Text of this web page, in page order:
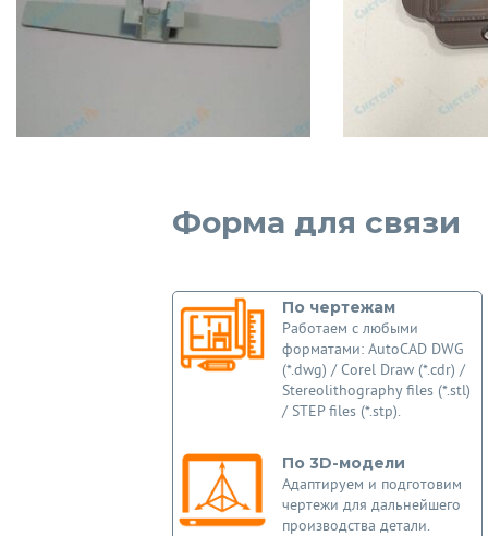
Форма для связи
По чертежам
Работаем с любыми
форматами: AutoCAD DWG
(*.dwg) / Corel Draw (*.cdr) /
Stereolithography files (*.stl)
/ STEP files (*.stp).
По 3D-модели
Адаптируем и подготовим
чертежи для дальнейшего
производства детали.